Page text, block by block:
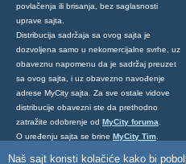
Naš sajt koristi kolačiće kako bi
povlačenja ili brisanja, bez saglasnosti
uprave sajta.
Distribucija sadržaja sa ovog sajta je
dozvoljena samo u nekomercijalne svrhe, uz
obaveznu napomenu da je sadržaj preuzet
sa ovog sajta, i uz obavezno navođenje
adrese MyCity sajta. Za sve ostale vidove
distribucije obavezni ste da prethodno
zatražite odobrenje od MyCity foruma
O uređenju sajta se brine MyCity Tim